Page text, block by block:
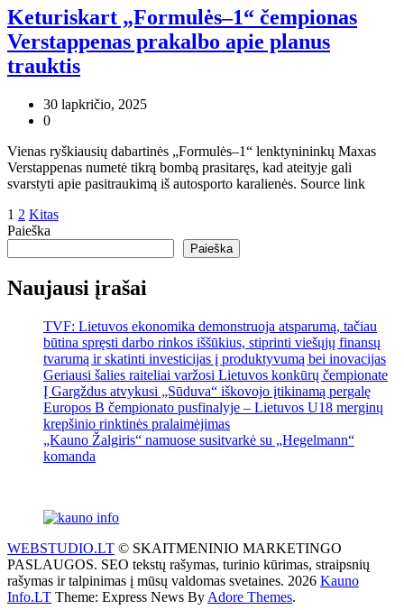
Keturiskart „Formulės–1“ čempionas
Verstappenas prakalbo apie planus
trauktis
30 lapkričio, 2025
0
Vienas ryškiausių dabartinės „Formulės–1“ lenktynininkų Maxas
Verstappenas numetė tikrą bombą prasitaręs, kad ateityje gali
svarstyti apie pasitraukimą iš autosporto karalienės. Source link
Įrašų
puslapiavimas
1 2 Kitas
Paieška
Paieška
Naujausi įrašai
TVF: Lietuvos ekonomika demonstruoja atsparumą, tačiau
būtina spręsti darbo rinkos iššūkius, stiprinti viešųjų finansų
tvarumą ir skatinti investicijas į produktyvumą bei inovacijas
Geriausi šalies raiteliai varžosi Lietuvos konkūrų čempionate
Į Gargždus atvykusi „Sūduva“ iškovojo įtikinamą pergalę
Europos B čempionato pusfinalyje – Lietuvos U18 merginų
krepšinio rinktinės pralaimėjimas
„Kauno Žalgiris“ namuose susitvarkė su „Hegelmann“
komanda
WEBSTUDIO.LT © SKAITMENINIO MARKETINGO
PASLAUGOS. SEO tekstų rašymas, turinio kūrimas, straipsnių
rašymas ir talpinimas į mūsų valdomas svetaines. 2026 Kauno
Info.LT Theme: Express News By Adore Themes.